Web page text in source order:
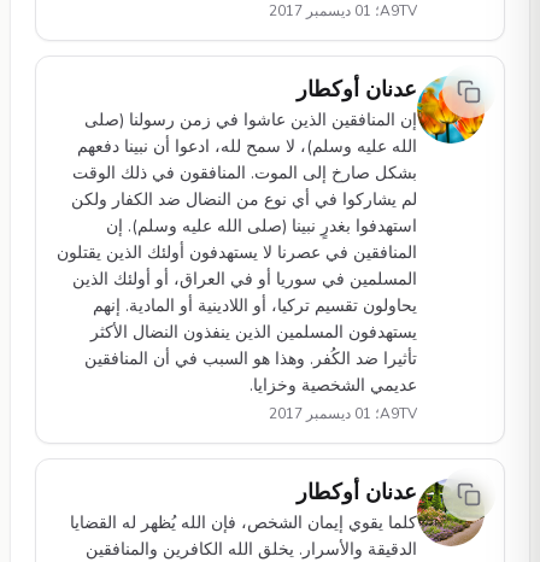
A9TV؛ 01 ديسمبر 2017
عدنان أوكطار
إن المنافقين الذين عاشوا في زمن رسولنا (صلى
الله عليه وسلم)، لا سمح لله، ادعوا أن نبينا دفعهم
بشكل صارخ إلى الموت. المنافقون في ذلك الوقت
لم يشاركوا في أي نوع من النضال ضد الكفار ولكن
استهدفوا بغدرٍ نبينا (صلى الله عليه وسلم). إن
المنافقين في عصرنا لا يستهدفون أولئك الذين يقتلون
المسلمين في سوريا أو في العراق، أو أولئك الذين
يحاولون تقسيم تركيا، أو اللادينية أو المادية. إنهم
يستهدفون المسلمين الذين ينفذون النضال الأكثر
تأثيرا ضد الكُفر. وهذا هو السبب في أن المنافقين
عديمي الشخصية وخزايا.
A9TV؛ 01 ديسمبر 2017
عدنان أوكطار
كلما يقوي إيمان الشخص، فإن الله يُظهر له القضايا
الدقيقة والأسرار. يخلق الله الكافرين والمنافقين